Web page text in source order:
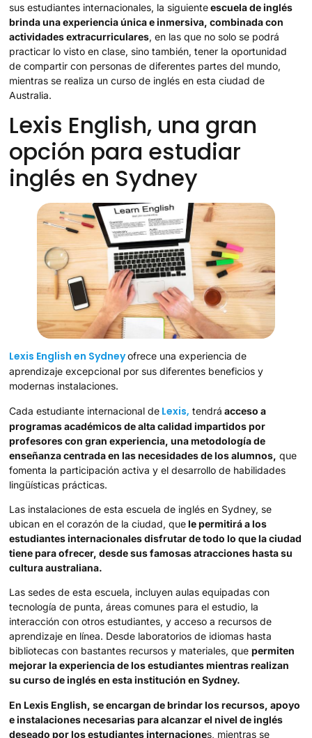
sus estudiantes internacionales, la siguienteescuela de inglés
brinda una experiencia única e inmersiva, combinada con
actividades extracurriculares, en las que no solo se podrá
practicar lo visto en clase, sino también, tener la oportunidad
de compartir con personas de diferentes partes del mundo,
mientras se realiza un curso de inglés en esta ciudad de
Australia.
Lexis English, una gran
opción para estudiar
inglés en Sydney
Lexis English en Sydneyofrece una experiencia de
aprendizaje excepcional por sus diferentes beneficios y
modernas instalaciones.
Cada estudiante internacional de Lexis, tendrá acceso a
programas académicos de alta calidad impartidos por
profesores con gran experiencia, una metodología de
enseñanza centrada en las necesidades de los alumnos, que
fomenta la participación activa y el desarrollo de habilidades
lingüísticas prácticas.
Las instalaciones de esta escuela de inglés en Sydney, se
ubican en el corazón de la ciudad, quele permitirá a los
estudiantes internacionales disfrutar de todo lo que la ciudad
tiene para ofrecer, desde sus famosas atracciones hasta su
cultura australiana.
Las sedes de esta escuela, incluyen aulas equipadas con
tecnología de punta, áreas comunes para el estudio, la
interacción con otros estudiantes, y acceso a recursos de
aprendizaje en línea. Desde laboratorios de idiomas hasta
bibliotecas con bastantes recursos y materiales, quepermiten
mejorar la experiencia de los estudiantes mientras realizan
su curso de inglés en esta institución en Sydney.
En Lexis English, se encargan de brindar los recursos, apoyo
e instalaciones necesarias para alcanzar el nivel de inglés
deseado por los estudiantes internaciones, mientras se